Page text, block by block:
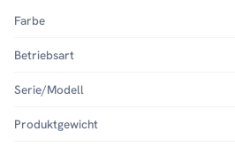
Farbe
Betriebsart
Serie/Modell
Produktgewicht